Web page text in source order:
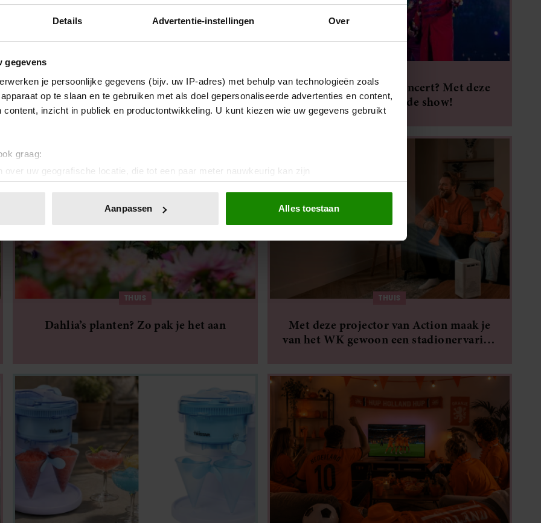
Details Advertentie-instellingen Over
gegevens
je persoonlijke gegevens (bijv. uw IP-adres) met behulp van technologieën zoals
op te slaan en te gebruiken met als doel gepersonaliseerde advertenties en content,
content, inzicht in publiek en productontwikkeling. U kunt kiezen wie uw gegevens gebruikt
graag:
over uw geografische locatie, die tot een paar meter nauwkeurig kan zijn
door het actief te scannen op specifieke eigenschappen (fingerprinting)
of intrekken in de Cookieverklaring.
en advertenties te personaliseren, om functies voor social media te bieden en om ons
Ook delen we informatie over uw gebruik van onze site met onze partners voor social
Deze partners kunnen deze gegevens combineren met andere informatie die u aan ze heeft
op basis van uw gebruik van hun services. U gaat akkoord met onze cookies als u
Aanpassen Alles toestaan
Deze Action-airfryer bakt óók pizza’s op
300 graden (en mensen zijn enthousiast!)
Naar de Toppers in Concert? Met deze
outfits steel jij de show!
THUIS
Dahlia’s planten? Zo pak je het aan
THUIS
Met deze projector van Action maak je
van het WK gewoon een stadionervaring